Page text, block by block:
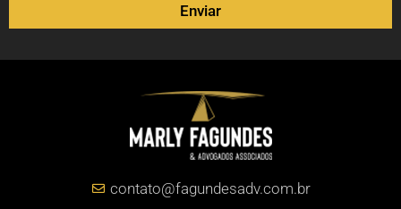
Enviar
contato@fagundesadv.com.br